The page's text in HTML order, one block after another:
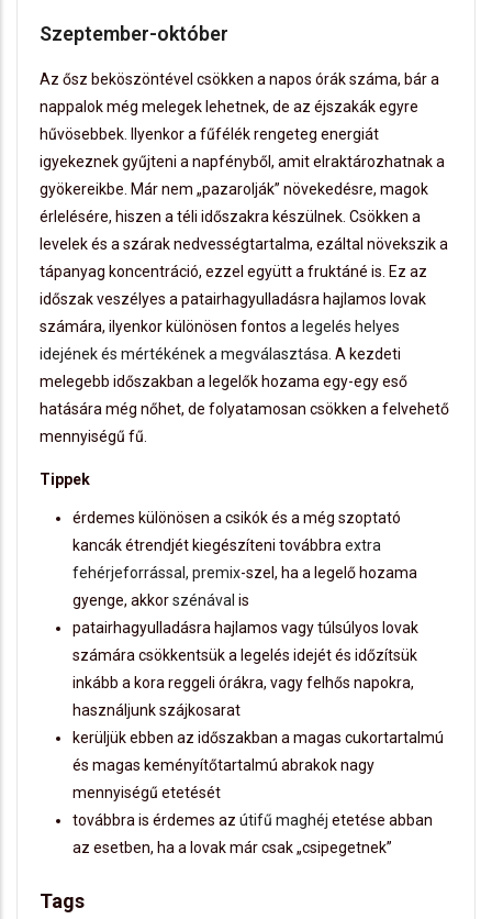
Szeptember-október
Az ősz beköszöntével csökken a napos órák száma, bár a
nappalok még melegek lehetnek, de az éjszakák egyre
hűvösebbek. Ilyenkor a fűfélék rengeteg energiát
igyekeznek gyűjteni a napfényből, amit elraktározhatnak a
gyökereikbe. Már nem „pazarolják” növekedésre, magok
érlelésére, hiszen a téli időszakra készülnek. Csökken a
levelek és a szárak nedvességtartalma, ezáltal növekszik a
tápanyag koncentráció, ezzel együtt a fruktáné is. Ez az
időszak veszélyes a patairhagyulladásra hajlamos lovak
számára, ilyenkor különösen fontos a legelés helyes
idejének és mértékének a megválasztása . A kezdeti
melegebb időszakban a legelők hozama egy-egy eső
hatására még nőhet, de folyatamosan csökken a felvehető
mennyiségű fű.
Tippek
érdemes különösen a csikók és a még szoptató
kancák étrendjét kiegészíteni továbbra extra
fehérjeforrással, premix-szel, ha a legelő hozama
gyenge, akkorszénával is
patairhagyulladásra hajlamos vagy túlsúlyos lovak
számára csökkentsük a legelés idejét és időzítsük
inkább a kora reggeli órákra, vagy felhős napokra,
használjunk szájkosarat
kerüljük ebben az időszakban a magas cukortartalmú
és magas keményítőtartalmú abrakok nagy
mennyiségű etetését
továbbra is érdemes az útifű maghéj etetése abban
az esetben, ha a lovak már csak „csipegetnek”
Tags